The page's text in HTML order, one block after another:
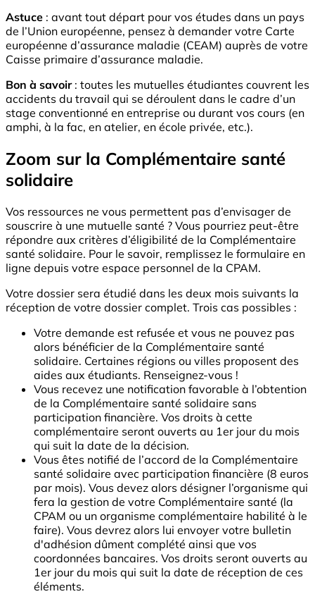
Astuce : avant tout départ pour vos études dans un pays
de l’Union européenne, pensez à demander votre Carte
européenne d’assurance maladie (CEAM) auprès de votre
Caisse primaire d’assurance maladie.
Bon à savoir: toutes les mutuelles étudiantes couvrent les
accidents du travail qui se déroulent dans le cadre d’un
stage conventionné en entreprise ou durant vos cours (en
amphi, à la fac, en atelier, en école privée, etc.).
Zoom sur la Complémentaire santé
solidaire
Vos ressources ne vous permettent pas d’envisager de
souscrire à une mutuelle santé ? Vous pourriez peut-être
répondre aux critères d’éligibilité de la Complémentaire
santé solidaire. Pour le savoir, remplissez le formulaire en
ligne depuis votre espace personnel de la CPAM.
Votre dossier sera étudié dans les deux mois suivants la
réception de votre dossier complet. Trois cas possibles :
Votre demande est refusée et vous ne pouvez pas
alors bénéficier de la Complémentaire santé
solidaire. Certaines régions ou villes proposent des
aides aux étudiants. Renseignez-vous !
Vous recevez une notification favorable à l’obtention
de la Complémentaire santé solidaire sans
participation financière. Vos droits à cette
complémentaire seront ouverts au 1er jour du mois
qui suit la date de la décision.
Vous êtes notifié de l’accord de la Complémentaire
santé solidaire avec participation financière (8 euros
par mois). Vous devez alors désigner l’organisme qui
fera la gestion de votre Complémentaire santé (la
CPAM ou un organisme complémentaire habilité à le
faire). Vous devrez alors lui envoyer votre bulletin
d'adhésion dûment complété ainsi que vos
coordonnées bancaires. Vos droits seront ouverts au
1er jour du mois qui suit la date de réception de ces
éléments.